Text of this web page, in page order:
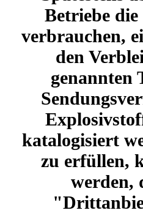
Betriebe
verbrauchen,
den
genannten
katalogisiert
zu erfüllen,
werden,